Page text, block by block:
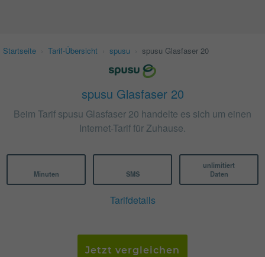
Startseite Tarif-Übersicht spusu spusu Glasfaser 20
spusu Glasfaser 20
Beim Tarif spusu Glasfaser 20 handelte es sich um einen
Internet-Tarif für Zuhause.
Minuten SMS
unlimitiert
Daten
Tarifdetails
Jetzt vergleichen